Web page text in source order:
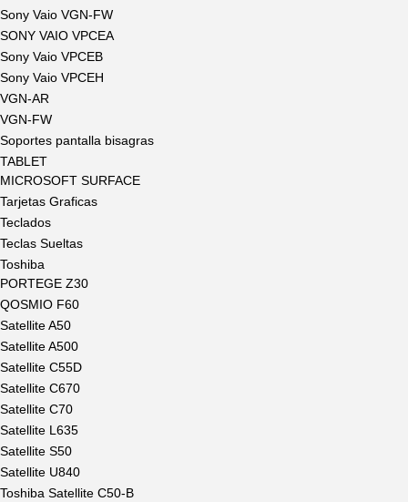
Sony Vaio VGN-FW
SONY VAIO VPCEA
Sony Vaio VPCEB
Sony Vaio VPCEH
VGN-AR
VGN-FW
Soportes pantalla bisagras
TABLET
MICROSOFT SURFACE
Tarjetas Graficas
Teclados
Teclas Sueltas
Toshiba
PORTEGE Z30
QOSMIO F60
Satellite A50
Satellite A500
Satellite C55D
Satellite C670
Satellite C70
Satellite L635
Satellite S50
Satellite U840
Toshiba Satellite C50-B